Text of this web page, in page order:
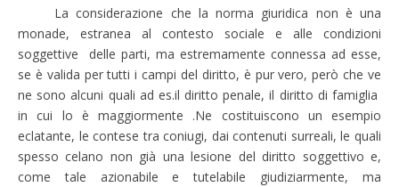
La considerazione che la norma giuridica non è una
monade, estranea al contesto sociale e alle condizioni
soggettive delle parti, ma estremamente connessa ad esse,
se è valida per tutti i campi del diritto, è pur vero, però che ve
ne sono alcuni quali ad es.il diritto penale, il diritto di famiglia
in cui lo è maggiormente .Ne costituiscono un esempio
eclatante, le contese tra coniugi, dai contenuti surreali, le quali
spesso celano non già una lesione del diritto soggettivo e,
come tale azionabile e tutelabile giudiziarmente, ma